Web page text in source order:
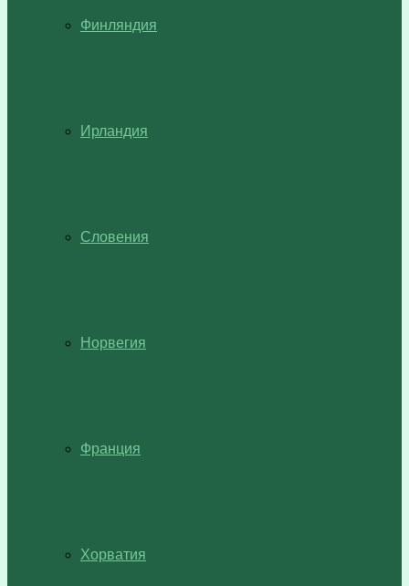
Финляндия
Ирландия
Словения
Норвегия
Франция
Хорватия